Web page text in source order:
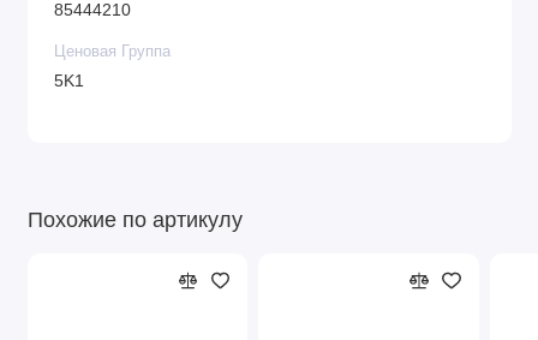
85444210
Ценовая Группа
5K1
Похожие по артикулу